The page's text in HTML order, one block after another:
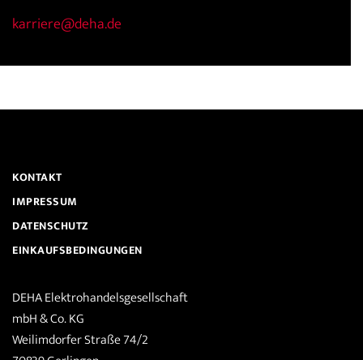
karriere@deha.de
KONTAKT
IMPRESSUM
DATENSCHUTZ
EINKAUFSBEDINGUNGEN
DEHA Elektrohandelsgesellschaft
mbH & Co. KG
Weilimdorfer Straße 74/2